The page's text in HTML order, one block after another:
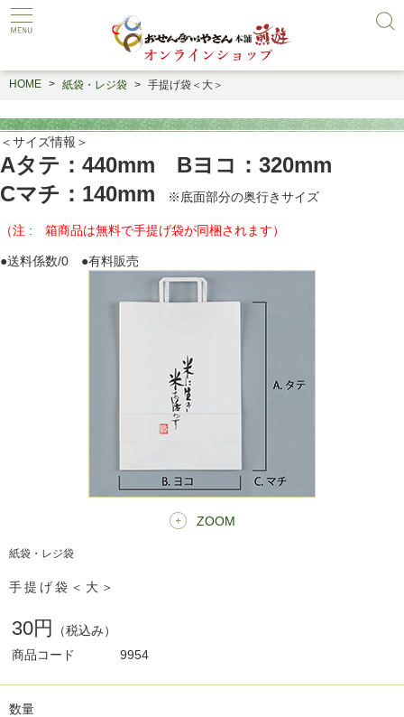
HOME 紙袋・レジ袋 手提げ袋＜大＞
＜サイズ情報＞
Aタテ：440mm Bヨコ：320mm
Cマチ：140mm ※底面部分の奥行きサイズ
（注 : 箱商品は無料で手提げ袋が同梱されます）
●送料係数/0 ●有料販売
ZOOM
紙袋・レジ袋
手提げ袋＜大＞
30円
（税込み）
商品コード
9954
数量